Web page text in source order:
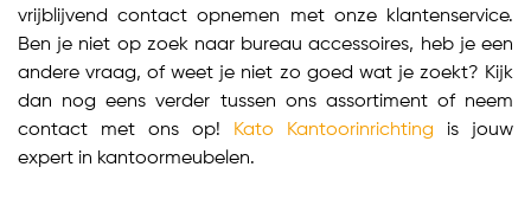
vrijblijvend contact opnemen met onze klantenservice.
Ben je niet op zoek naar bureau accessoires, heb je een
andere vraag, of weet je niet zo goed wat je zoekt? Kijk
dan nog eens verder tussen ons assortiment of neem
contact met ons op! Kato Kantoorinrichting is jouw
expert in kantoormeubelen.